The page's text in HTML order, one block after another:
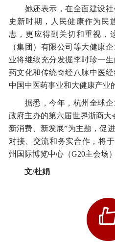
她还表示，在全面建设社
史新时期，人民健康作为民
志，更应得到关切和重视，
（集团）有限公司等大健康
业将继续充分发掘李时珍一
药文化和传统奇经八脉中医
中国中医药事业和大健康产业
据悉，今年，杭州全球企
政府主办的第六届世界浙商大
新消费、新发展”为主题，促
对接、交流和务实合作，将
州国际博览中心（G20主会场）
文/杜娟